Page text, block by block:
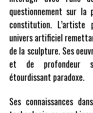
questionnement sur la
constitution.
univers artificiel
de la sculpture. Ses
et de profondeur
étourdissant paradoxe.
Ses connaissances